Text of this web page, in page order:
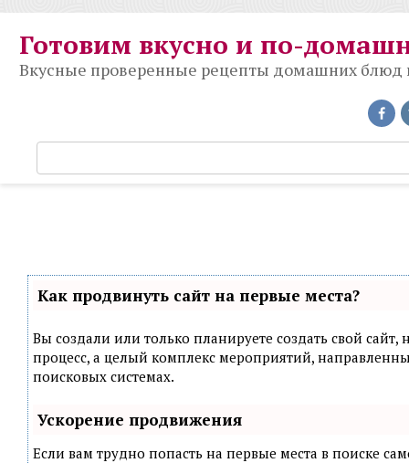
контенту
Готовим вкусно и по-
Вкусные проверенные рецепты домашних блюд
о
Как продвинуть сайт на первые места?
Вы создали или только планируете создать свой
процесс, а целый комплекс мероприятий,
поисковых системах.
Ускорение продвижения
Если вам трудно попасть на первые места в поиске